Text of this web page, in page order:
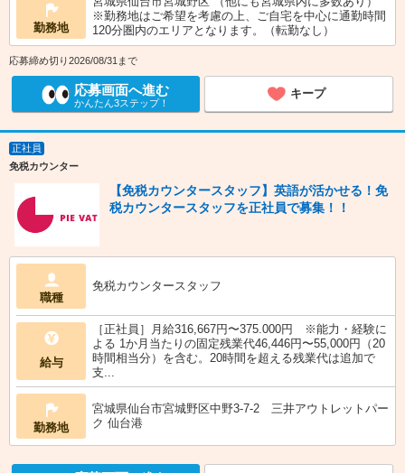
勤務地
※勤務地はご希望を考慮の上、ご自宅を中心に通勤時間
120分圏内のエリアとなります。（転勤なし）
応募締め切り2026/08/31まで
応募画面へ進む
かんたん3ステップ！
キープ
正社員
免税カウンター
【免税カウンタースタッフ】英語が活かせる！免
税カウンタースタッフを正社員で募集！！
職種
免税カウンタースタッフ
給与
［正社員］月給316,667円〜375.000円 ※能力・経験に
よる 1か月当たりの固定残業代46,446円〜55,000円（20
時間相当分）を含む。20時間を超える残業代は追加で
支...
勤務地
宮城県仙台市宮城野区中野3-7-2 三井アウトレットパー
ク 仙台港